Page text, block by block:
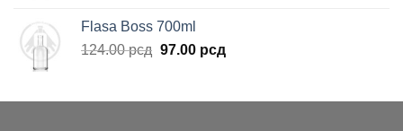
bila:
158.00 рсд.
Flasa Boss 700ml
124.00рсд Originalna
bila:
97.00 рсдTrenutna
97.00 рсд.